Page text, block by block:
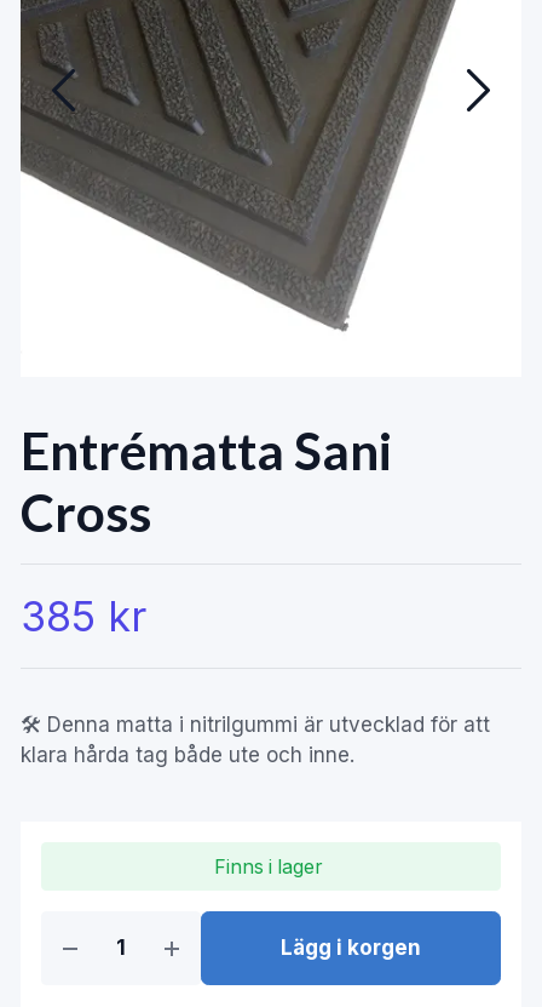
Entrématta Sani
Cross
385 kr
🛠️ Denna matta i nitrilgummi är utvecklad för att
klara hårda tag både ute och inne.
Finns i lager
Lägg i korgen